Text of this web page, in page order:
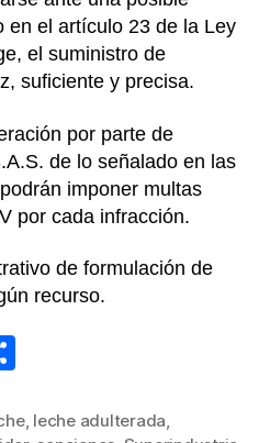
en el artículo 23 de la Ley
el suministro de
suficiente y precisa.
por parte de
de lo señalado en las
imponer multas
por cada infracción.
de formulación de
recurso.
m
, leche adulterada